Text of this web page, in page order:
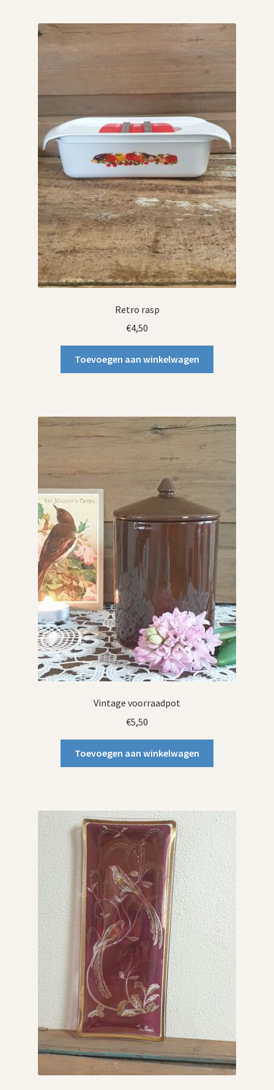
Retro rasp
€4,50
Toevoegen aan winkelwagen
Vintage voorraadpot
€5,50
Toevoegen aan winkelwagen